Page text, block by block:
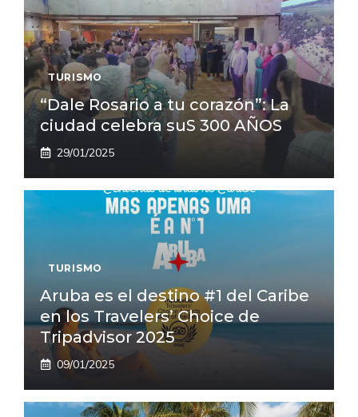
TURISMO
“Dale Rosario a tu corazón”: La
ciudad celebra suS 300 AÑOS
29/01/2025
TURISMO
Aruba es el destino #1 del Caribe
en los Travelers’ Choice de
Tripadvisor 2025
09/01/2025